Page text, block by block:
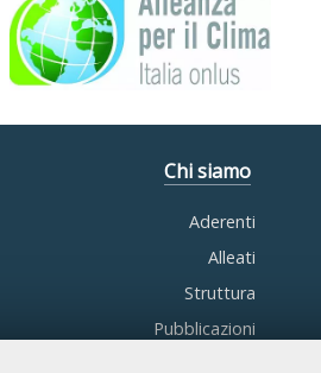
Chi siamo
Aderenti
Alleati
Struttura
Pubblicazioni